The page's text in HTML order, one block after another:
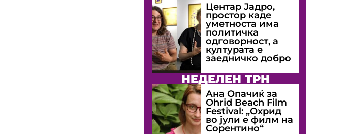
Центар Јадро,
простор каде
уметноста има
политичка
одговорност, а
културата е
заедничко добро
НЕДЕЛЕН ТРН
Ана Опачиќ за
Оhrid Beach Film
Festival: „Охрид
во јули е филм на
Сорентино“